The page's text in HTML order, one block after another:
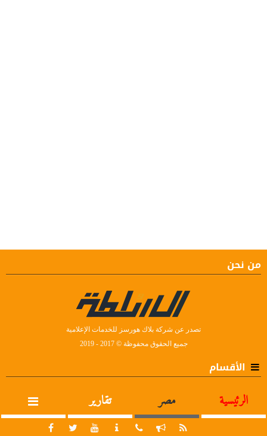
من نحن
تصدر عن شركة بلاك هورسز للخدمات الإعلامية
جميع الحقوق محفوظة © 2017 - 2019
الأقسام
الرئيسية مصر تقارير